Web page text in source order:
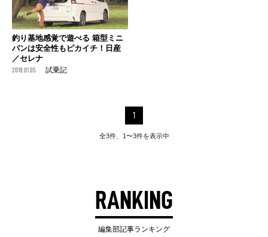
釣り基地感覚で遊べる 箱型ミニ
バンは安全性もピカイチ！日産
／セレナ
2018.01.05 試乗記
1
全3件、1〜3件を表示中
RANKING
編集部記事ランキング